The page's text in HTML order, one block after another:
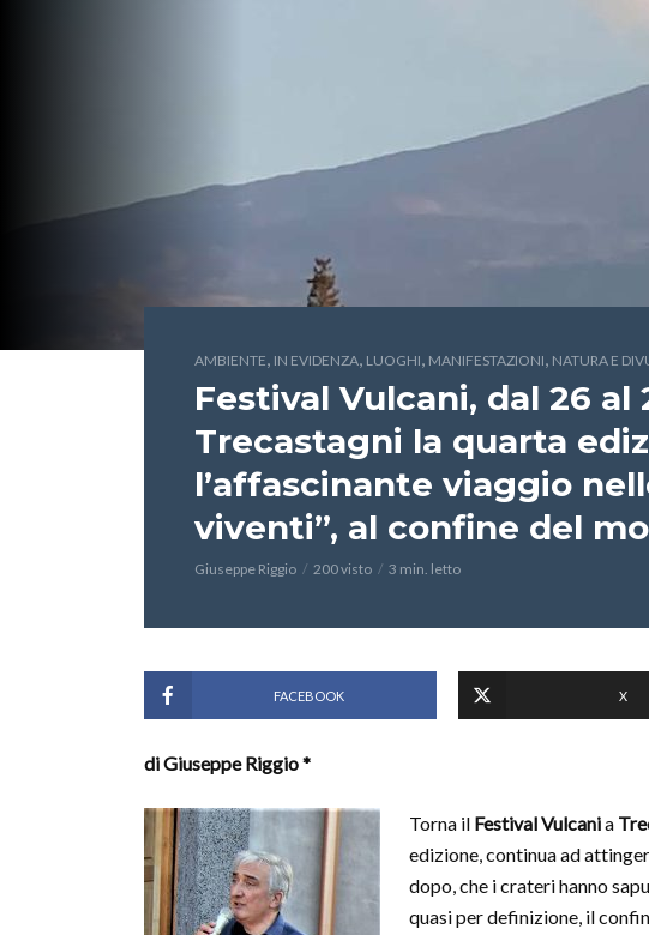
AMBIENTE, IN EVIDENZA, LUOGHI, MANIFESTAZIONI, NATURA E
Festival Vulcani, dal 26 al
Trecastagni la quarta
l’affascinante viaggio
viventi”, al confine del
Giuseppe Riggio 200 visto 3 min. letto
FACEBOOK X
di Giuseppe Riggio *
Torna il Festival Vulcania
edizione, continua ad
dopo, che i crateri hanno
quasi per definizione, il